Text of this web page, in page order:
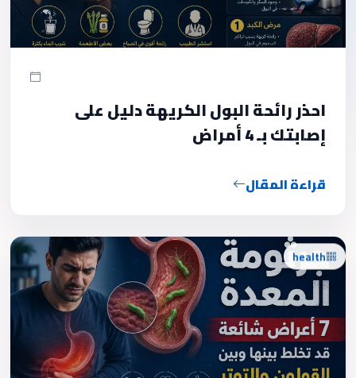
احذر رائحة البول الكريهة دليل على
إصابتك بـ 4 أمراض
قراءة المقال
health